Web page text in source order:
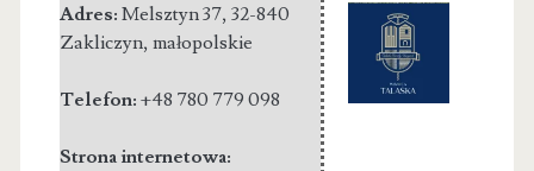
Adres: Melsztyn 37, 32-840
Zakliczyn, małopolskie
Telefon: +48 780 779 098
Strona internetowa: